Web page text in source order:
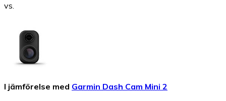
vs.
I jämförelse med Garmin Dash Cam Mini 2